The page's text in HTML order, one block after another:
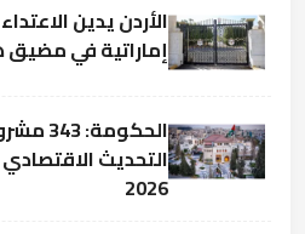
الأردن يدين
إماراتية في مضيق
التحديث
2026